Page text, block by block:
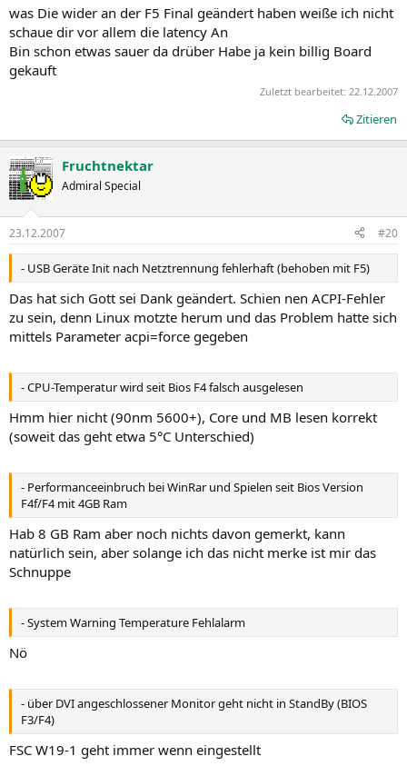
was Die wider an der F5 Final geändert haben weiße ich nicht
schaue dir vor allem die latency An
Bin schon etwas sauer da drüber Habe ja kein billig Board
gekauft
Zuletzt bearbeitet: 22.12.2007
Zitieren
Fruchtnektar
Admiral Special
23.12.2007 #20
- USB Geräte Init nach Netztrennung fehlerhaft (behoben mit F5)
Das hat sich Gott sei Dank geändert. Schien nen ACPI-Fehler
zu sein, denn Linux motzte herum und das Problem hatte sich
mittels Parameter acpi=force gegeben
- CPU-Temperatur wird seit Bios F4 falsch ausgelesen
Hmm hier nicht (90nm 5600+), Core und MB lesen korrekt
(soweit das geht etwa 5°C Unterschied)
- Performanceeinbruch bei WinRar und Spielen seit Bios Version
F4f/F4 mit 4GB Ram
Hab 8 GB Ram aber noch nichts davon gemerkt, kann
natürlich sein, aber solange ich das nicht merke ist mir das
Schnuppe
- System Warning Temperature Fehlalarm
Nö
- über DVI angeschlossener Monitor geht nicht in StandBy (BIOS
F3/F4)
FSC W19-1 geht immer wenn eingestellt